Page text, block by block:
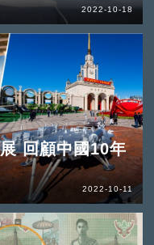
2022-10-18
回顧中國10年
2022-10-11